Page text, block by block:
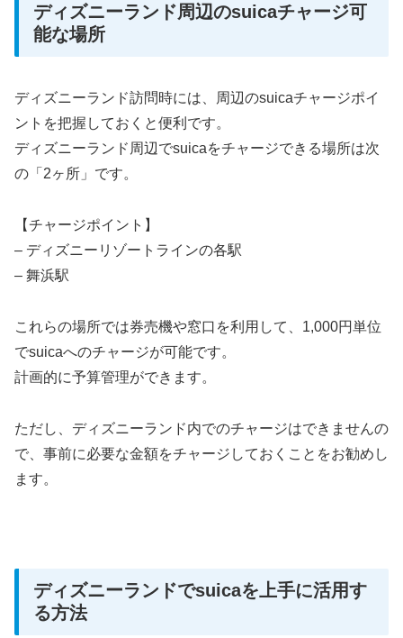
ディズニーランド周辺のsuicaチャージ可
能な場所
ディズニーランド訪問時には、周辺のsuicaチャージポイ
ントを把握しておくと便利です。
ディズニーランド周辺でsuicaをチャージできる場所は次
の「2ヶ所」です。
【チャージポイント】
– ディズニーリゾートラインの各駅
– 舞浜駅
これらの場所では券売機や窓口を利用して、1,000円単位
でsuicaへのチャージが可能です。
計画的に予算管理ができます。
ただし、ディズニーランド内でのチャージはできませんの
で、事前に必要な金額をチャージしておくことをお勧めし
ます。
ディズニーランドでsuicaを上手に活用す
る方法